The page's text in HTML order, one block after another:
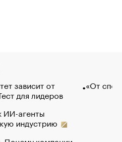
зависит от
для лидеров
ИИ-агенты
индустрию
«От